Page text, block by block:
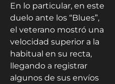
En lo particular, en este
duelo ante los “Blues”,
el veterano mostró una
velocidad superior a la
habitual en su recta,
llegando a registrar
algunos de sus envíos